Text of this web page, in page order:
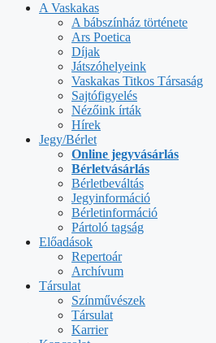
A Vaskakas
A bábszínház története
Ars Poetica
Díjak
Játszóhelyeink
Vaskakas Titkos Társaság
Sajtófigyelés
Nézőink írták
Hírek
Jegy/Bérlet
Online jegyvásárlás
Bérletvásárlás
Bérletbeváltás
Jegyinformáció
Bérletinformáció
Pártoló tagság
Előadások
Repertoár
Archívum
Társulat
Színművészek
Társulat
Karrier